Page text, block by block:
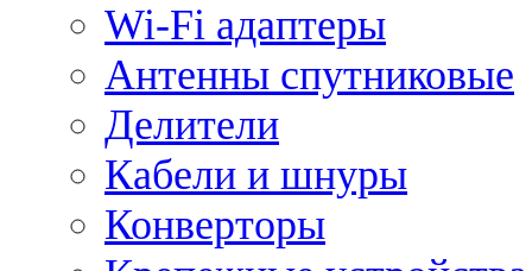
Wi-Fi адаптеры
Антенны спутниковые
Делители
Кабели и шнуры
Конверторы